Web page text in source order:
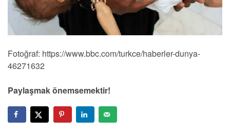
Fotoğraf: https://www.bbc.com/turkce/haberler-dunya-
46271632
Paylaşmak önemsemektir!